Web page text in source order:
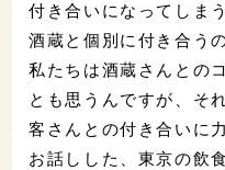
付き合いになってしま
酒蔵と個別に付き合う
私たちは酒蔵さんとの
とも思うんですが、そ
客さんとの付き合いに
お話しした、東京の飲